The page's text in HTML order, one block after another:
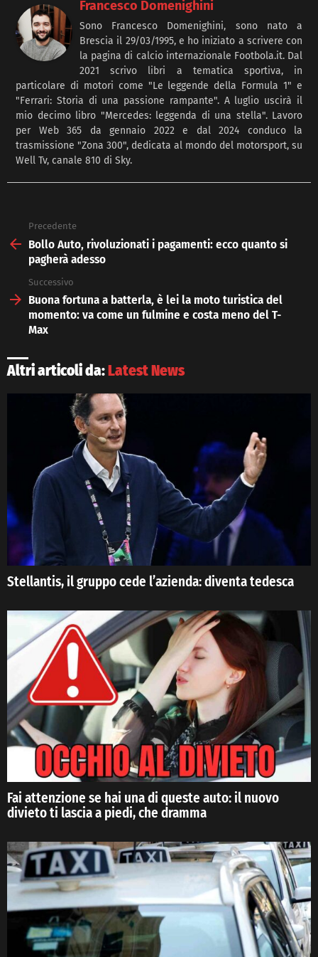
Francesco Domenighini
Sono Francesco Domenighini, sono nato a
Brescia il 29/03/1995, e ho iniziato a scrivere con
la pagina di calcio internazionale Footbola.it. Dal
2021 scrivo libri a tematica sportiva, in
particolare di motori come "Le leggende della Formula 1" e
"Ferrari: Storia di una passione rampante". A luglio uscirà il
mio decimo libro "Mercedes: leggenda di una stella". Lavoro
per Web 365 da gennaio 2022 e dal 2024 conduco la
trasmissione "Zona 300", dedicata al mondo del motorsport, su
Well Tv, canale 810 di Sky.
more
Precedente
Bollo Auto, rivoluzionati i pagamenti: ecco quanto si
pagherà adesso
Successivo
Buona fortuna a batterla, è lei la moto turistica del
momento: va come un fulmine e costa meno del T-
Max
Altri articoli da:Latest News
Stellantis, il gruppo cede l’azienda: diventa tedesca
Fai attenzione se hai una di queste auto: il nuovo
divieto ti lascia a piedi, che dramma